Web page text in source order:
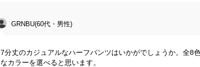
GRNBU(60代・男性)
7分丈のカジュアルなハーフパンツはいかがでしょうか。全8
なカラーを選べると思います。